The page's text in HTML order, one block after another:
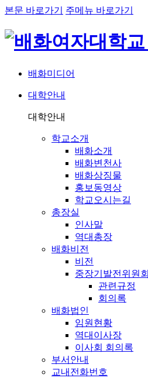
본문 바로가기 주메뉴 바로가기
배화미디어
네비게이션
대학안내
대학안내
학교소개
배화소개
배화변천사
배화상징물
홍보동영상
학교오시는길
총장실
인사말
역대총장
배화비전
비전
중장기발전위원회
관련규정
회의록
배화법인
임원현황
역대이사장
이사회 회의록
부서안내
교내전화번호